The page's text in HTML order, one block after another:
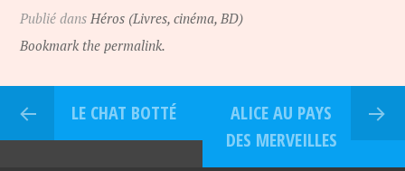
Publié dans Héros (Livres, cinéma, BD)
Bookmark the permalink.
LE CHAT BOTTÉ
ALICE AU PAYS
DES MERVEILLES